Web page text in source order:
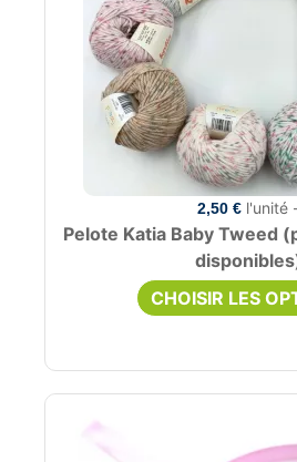
2,50 € l'unité
Pelote Katia Baby Tweed
CHOISIR LES